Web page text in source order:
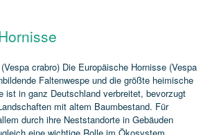
crabro) Die Europäische Hornisse (Vespa
Faltenwespe und die größte heimische
ist in ganz Deutschland verbreitet, bevorzugt
mit altem Baumbestand. Für
durch ihre Neststandorte in Gebäuden
eine wichtige Rolle im Ökosystem.